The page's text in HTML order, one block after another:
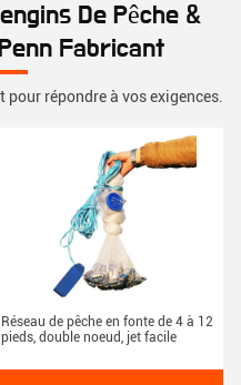
De Pêche &
Fabricant
répondre à vos exigences.
Réseau de pêche en fonte de 4 à 12
pieds, double noeud, jet facile